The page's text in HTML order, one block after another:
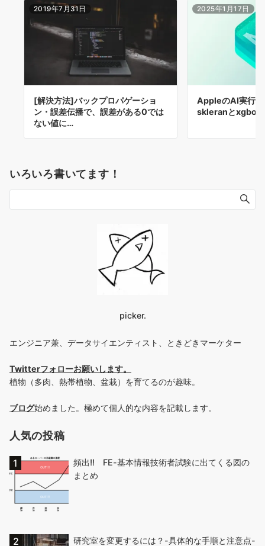
2019年7月31日
[解決方法]バックプロパゲーショ
ン・誤差伝播で、誤差がある0では
ない値に…
2025年1月17日
AppleのAI実行
skleranと
いろいろ書いてます！
picker.
エンジニア兼、データサイエンティスト、ときどきマーケター
Twitterフォローお願いします。
植物（多肉、熱帯植物、盆栽）を育てるのが趣味。
ブログ始めました。極めて個人的な内容を記載します。
人気の投稿
頻出!! FE-基本情報技術者試験に出てくる図の
まとめ
研究室を変更するには？-具体的な手順と注意点-